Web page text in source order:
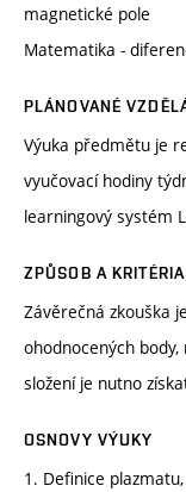
magnetické pole
Matematika -
PLÁNOVANÉ
Výuka předmětu je
vyučovací hodiny
learningový systém
ZPŮSOB A
Závěrečná zkouška
ohodnocených
složení je nutno
OSNOVY VÝUKY
1. Definice